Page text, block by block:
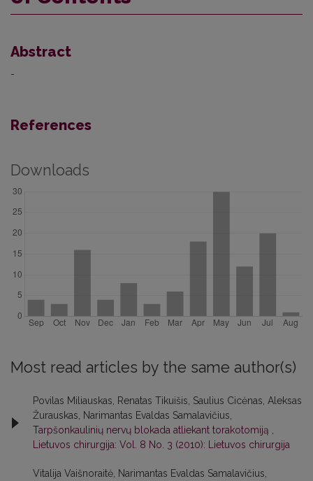
Abstract
-
References
Downloads
Most read articles by the same author(s)
Povilas Miliauskas, Renatas Tikuišis, Saulius Cicėnas, Aleksas
Žurauskas, Narimantas Evaldas Samalavičius,
Tarpšonkaulinių nervų blokada atliekant torakotomiją
Lietuvos chirurgija: Vol. 8 No. 3 (2010): Lietuvos chirurgija
Vitalija Vaišnoraitė, Narimantas Evaldas Samalavičius,